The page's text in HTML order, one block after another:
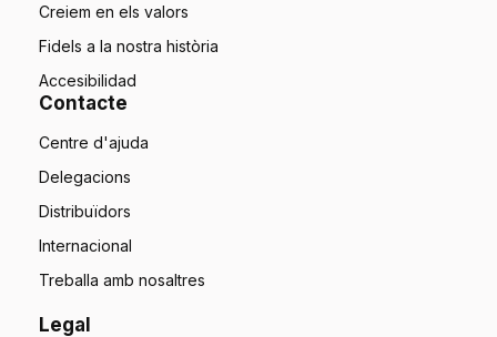
Creiem en els valors
Fidels a la nostra història
Accesibilidad
Contacte
Centre d'ajuda
Delegacions
Distribuïdors
Internacional
Treballa amb nosaltres
Legal